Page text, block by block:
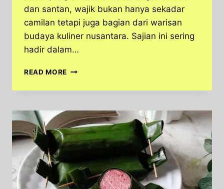
dan santan, wajik bukan hanya sekadar
camilan tetapi juga bagian dari warisan
budaya kuliner nusantara. Sajian ini sering
hadir dalam…
READ MORE WAJIK,
LEGENDARIS
DENGAN
RASA
MANIS
PENUH